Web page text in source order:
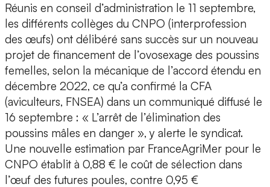
Réunis en conseil d’administration le 11 septembre,
les différents collèges du CNPO (interprofession
des œufs) ont délibéré sans succès sur un nouveau
projet de financement de l’ovosexage des poussins
femelles, selon la mécanique de l’accord étendu en
décembre 2022, ce qu’a confirmé la CFA
(aviculteurs, FNSEA) dans un communiqué diffusé le
16 septembre : « L’arrêt de l’élimination des
poussins mâles en danger », y alerte le syndicat.
Une nouvelle estimation par FranceAgriMer pour le
CNPO établit à 0,88 € le coût de sélection dans
l’œuf des futures poules, contre 0,95 €